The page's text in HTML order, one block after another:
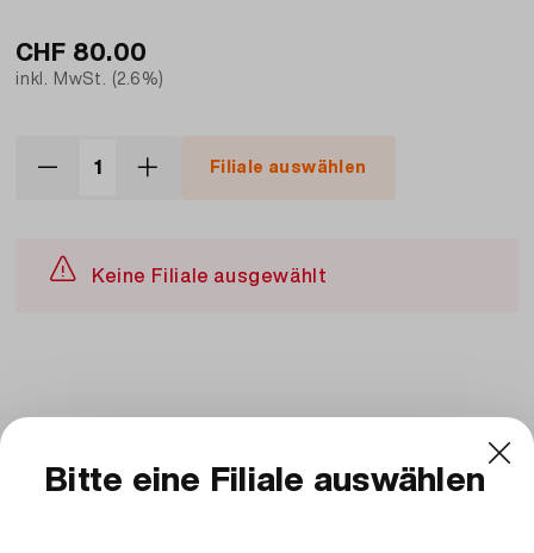
CHF 80.00
inkl. MwSt. (2.6%)
Filiale auswählen
Keine Filiale ausgewählt